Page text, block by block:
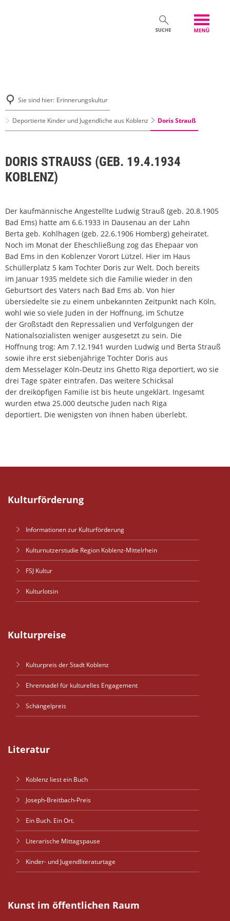
Sie sind hier: Erinnerungskultur
Deportierte Kinder und Jugendliche aus Koblenz Doris Strauß
DORIS STRAUSS (GEB. 19.4.1934 K
OBLENZ)
Der kaufmännische Angestellte Ludwig Strauß (geb. 20.8.1905
Bad Ems) hatte am 6.6.1933 in Dausenau an der Lahn
Berta geb. Kohlhagen (geb. 22.6.1906 Homberg) geheiratet.
Noch im Monat der Eheschließung zog das Ehepaar von
Bad Ems in den Koblenzer Vorort Lützel. Hier im Haus
Schüllerplatz 5 kam Tochter Doris zur Welt. Doch bereits
im Januar 1935 meldete sich die Familie wieder in den
Geburtsort des Vaters nach Bad Ems ab. Von hier
übersiedelte sie zu einem unbekannten Zeitpunkt nach Köln,
wohl wie so viele Juden in der Hoffnung, im Schutze
der Großstadt den Repressalien und Verfolgungen der
Nationalsozialisten weniger ausgesetzt zu sein. Die
Hoffnung trog: Am 7.12.1941 wurden Ludwig und Berta Strauß
sowie ihre erst siebenjährige Tochter Doris aus
dem Messelager Köln-Deutz ins Ghetto Riga deportiert, wo sie
drei Tage später eintrafen. Das weitere Schicksal
der dreiköpfigen Familie ist bis heute ungeklärt. Ingesamt
wurden etwa 25.000 deutsche Juden nach Riga
deportiert. Die wenigsten von ihnen haben überlebt.
Kulturförderung
Informationen zur Kulturförderung
Kulturnutzerstudie Region Koblenz-Mittelrhein
FSJ Kultur
Kulturlotsin
Kulturpreise
Kulturpreis der Stadt Koblenz
Ehrennadel für kulturelles Engagement
Schängelpreis
Literatur
Koblenz liest ein Buch
Joseph-Breitbach-Preis
Ein Buch. Ein Ort.
Literarische Mittagspause
Kinder- und Jugendliteraturtage
Kunst im öffentlichen Raum